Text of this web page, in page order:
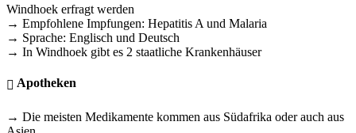
Windhoek erfragt werden
→ Empfohlene Impfungen: Hepatitis A und Malaria
→ Sprache: Englisch und Deutsch
→ In Windhoek gibt es 2 staatliche Krankenhäuser
Apotheken
→ Die meisten Medikamente kommen aus Südafrika oder auch aus